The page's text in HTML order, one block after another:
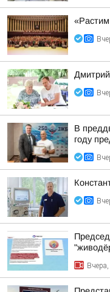
В
году